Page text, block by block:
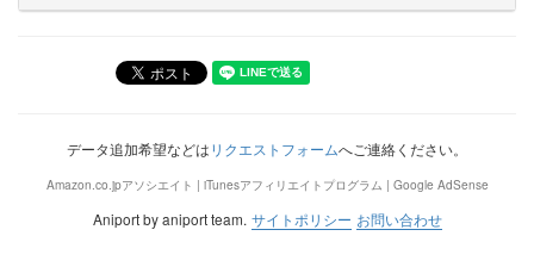
データ追加希望などはリクエストフォームへご連絡ください。
Amazon.co.jpアソシエイト | iTunesアフィリエイトプログラム | Google AdSense
Aniport by aniport team. サイトポリシー お問い合わせ